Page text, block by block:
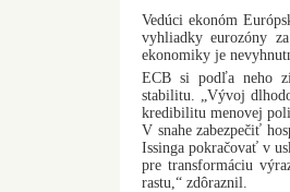
Vedúci ekonóm
vyhliadky eurozóny
ekonomiky je
ECB si podľa neho
stabilitu. „Vývoj
kredibilitu menovej
V snahe zabezpečiť
Issinga pokračovať v
pre transformáciu
rastu,“ zdôraznil.